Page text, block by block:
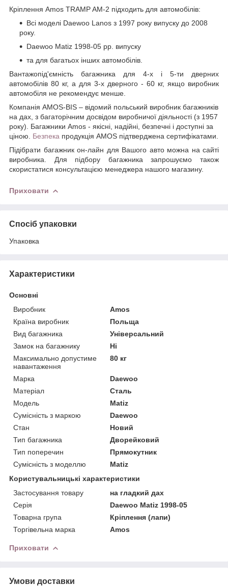
Кріплення Amos TRAMP AM-2 підходить для автомобілів:
Всі моделі Daewoo Lanos з 1997 року випуску до 2008
року.
Daewoo Matiz 1998-05 рр. випуску
та для багатьох інших автомобілів.
Вантажопід'ємність багажника для 4-х і 5-ти дверних
автомобілів 80 кг, а для 3-х дверного - 60 кг, якщо виробник
автомобіля не рекомендує менше.
Компанія AMOS-BIS – відомий польський виробник багажників
на дах, з багаторічним досвідом виробничої діяльності (з 1957
року). Багажники Amos - якісні, надійні, безпечні і доступні за
ціною. Безпека продукція AMOS підтверджена сертифікатами.
Підібрати багажник он-лайн для Вашого авто можна на сайті
виробника. Для підбору багажника запрошуємо також
скористатися консультацією менеджера нашого магазину.
Приховати
Спосіб упаковки
Упаковка
Характеристики
Основні
Виробник
Amos
Країна виробник
Польща
Вид багажника
Універсальний
Замок на багажнику
Ні
Максимально допустиме
навантаження
80 кг
Марка
Daewoo
Матеріал
Сталь
Модель
Matiz
Сумісність з маркою
Daewoo
Стан
Новий
Тип багажника
Дворейковий
Тип поперечин
Прямокутник
Сумісність з моделлю
Matiz
Користувальницькі характеристики
Застосування товару
на гладкий дах
Серія
Daewoo Matiz 1998-05
Товарна група
Кріплення (лапи)
Торгівельна марка
Amos
Приховати
Умови доставки